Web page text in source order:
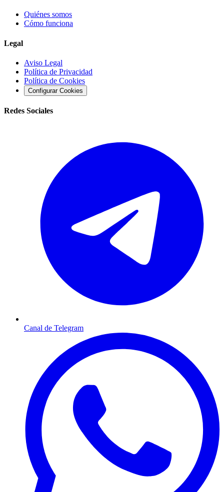
Quiénes somos
Cómo funciona
Legal
Aviso Legal
Política de Privacidad
Política de Cookies
Configurar Cookies
Redes Sociales
Canal de Telegram